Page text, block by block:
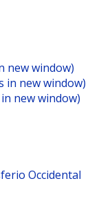
new window)
in new window)
new window)
Occidental